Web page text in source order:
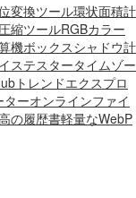
変換ツール環状面積計
縮ツールRGBカラー
機ボックスシャドウ計
ステスタータイムゾー
トレンドエクスプロ
ターオンラインファイ
の履歴書軽量なWebP